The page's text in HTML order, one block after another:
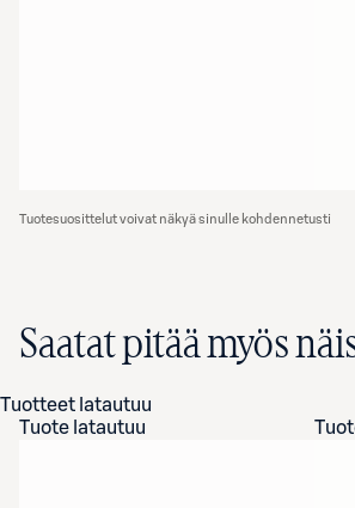
Tuotesuosittelut voivat näkyä sinulle kohdennetusti
Saatat pitää myös
Tuotteet latautuu
Tuote latautuu